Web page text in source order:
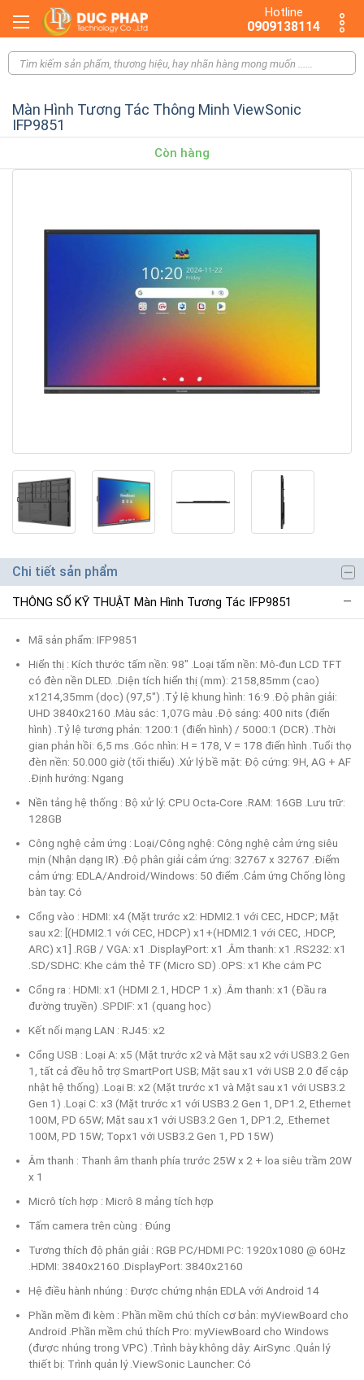
Hotline
0909138114
Màn Hình Tương Tác Thông Minh ViewSonic
IFP9851
Còn hàng
Chi tiết sản phẩm
THÔNG SỐ KỸ THUẬT Màn Hình Tương Tác IFP9851
Mã sản phẩm: IFP9851
Hiển thị : Kích thước tấm nền: 98" .Loại tấm nền: Mô-đun LCD TFT
có đèn nền DLED. .Diện tích hiển thị (mm): 2158,85mm (cao)
x1214,35mm (dọc) (97,5") .Tỷ lệ khung hình: 16:9 .Độ phân giải:
UHD 3840x2160 .Màu sắc: 1,07G màu .Độ sáng: 400 nits (điển
hình) .Tỷ lệ tương phản: 1200:1 (điển hình) / 5000:1 (DCR) .Thời
gian phản hồi: 6,5 ms .Góc nhìn: H = 178, V = 178 điển hình .Tuổi thọ
đèn nền: 50.000 giờ (tối thiểu) .Xử lý bề mặt: Độ cứng: 9H, AG + AF
.Định hướng: Ngang
Nền tảng hệ thống : Bộ xử lý: CPU Octa-Core .RAM: 16GB .Lưu trữ:
128GB
Công nghệ cảm ứng : Loại/Công nghệ: Công nghệ cảm ứng siêu
mịn (Nhận dạng IR) .Độ phân giải cảm ứng: 32767 x 32767 .Điểm
cảm ứng: EDLA/Android/Windows: 50 điểm .Cảm ứng Chống lòng
bàn tay: Có
Cổng vào : HDMI: x4 (Mặt trước x2: HDMI2.1 với CEC, HDCP; Mặt
sau x2: [(HDMI2.1 với CEC, HDCP) x1+(HDMI2.1 với CEC, .HDCP,
ARC) x1] .RGB / VGA: x1 .DisplayPort: x1 .Âm thanh: x1 .RS232: x1
.SD/SDHC: Khe cắm thẻ TF (Micro SD) .OPS: x1 Khe cắm PC
Cổng ra : HDMI: x1 (HDMI 2.1, HDCP 1.x) .Âm thanh: x1 (Đầu ra
đường truyền) .SPDIF: x1 (quang học)
Kết nối mạng LAN : RJ45: x2
Cổng USB : Loại A: x5 (Mặt trước x2 và Mặt sau x2 với USB3.2 Gen
1, tất cả đều hỗ trợ SmartPort USB; Mặt sau x1 với USB 2.0 để cập
nhật hệ thống) .Loại B: x2 (Mặt trước x1 và Mặt sau x1 với USB3.2
Gen 1) .Loại C: x3 (Mặt trước x1 với USB3.2 Gen 1, DP1.2, Ethernet
100M, PD 65W; Mặt sau x1 với USB3.2 Gen 1, DP1.2, .Ethernet
100M, PD 15W; Topx1 với USB3.2 Gen 1, PD 15W)
Âm thanh : Thanh âm thanh phía trước 25W x 2 + loa siêu trầm 20W
x 1
Micrô tích hợp : Micrô 8 mảng tích hợp
Tấm camera trên cùng : Đúng
Tương thích độ phân giải : RGB PC/HDMI PC: 1920x1080 @ 60Hz
.HDMI: 3840x2160 .DisplayPort: 3840x2160
Hệ điều hành nhúng : Được chứng nhận EDLA với Android 14
Phần mềm đi kèm : Phần mềm chú thích cơ bản: myViewBoard cho
Android .Phần mềm chú thích Pro: myViewBoard cho Windows
(được nhúng trong VPC) .Trình bày không dây: AirSync .Quản lý
thiết bị: Trình quản lý .ViewSonic Launcher: Có